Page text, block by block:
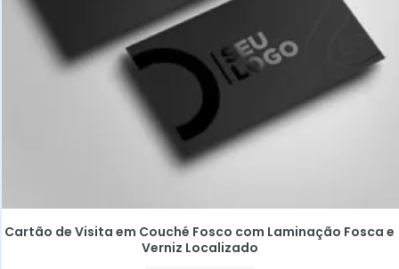
Cartão de Visita em Couché Fosco com Laminação Fosca e
Verniz Localizado